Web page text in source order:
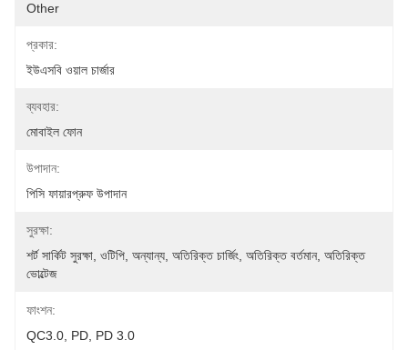
Other
প্রকার:
ইউএসবি ওয়াল চার্জার
ব্যবহার:
মোবাইল ফোন
উপাদান:
পিসি ফায়ারপ্রুফ উপাদান
সুরক্ষা:
শর্ট সার্কিট সুরক্ষা, ওটিপি, অন্যান্য, অতিরিক্ত চার্জিং, অতিরিক্ত বর্তমান, অতিরিক্ত
ভোল্টেজ
ফাংশন:
QC3.0, PD, PD 3.0